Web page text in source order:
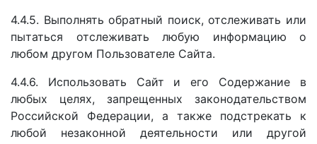
4.4.5. Выполнять обратный поиск, отслеживать или
пытаться отслеживать любую информацию о
любом другом Пользователе Сайта.
4.4.6. Использовать Сайт и его Содержание в
любых целях, запрещенных законодательством
Российской Федерации, а также подстрекать к
любой незаконной деятельности или другой